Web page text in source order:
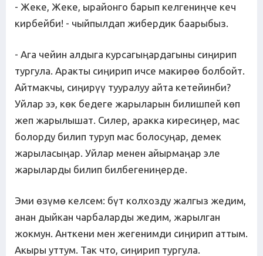
- Жеке, Жеке, ырайонго барып келгениңче кеч
кирбейби! - чыйпылдап жибердик баарыбыз.
- Ага чейин алдыга курсагыңардагыны сиңирип
тургула. Аракты сиңирип ичсе макирөө болбойт.
Айтмакчы, сиңирүү тууралуу айта кетейинби?
Уйлар ээ, көк бедеге жарыларын билишпей көп
жеп жарылышат. Силер, аракка киресиңер, мас
болорду билип туруп мас болосуңар, демек
жарыласыңар. Уйлар менен айырмаңар эле
жарыларды билип билбегениңерде.
Эми өзүмө келсем: бүт колхозду жалгыз жедим,
анан дыйкан чарбаларды жедим, жарылган
жокмун. Анткени мен жегенимди сиңирип аттым.
Акыры уттум. Так что, сиңирип тургула.